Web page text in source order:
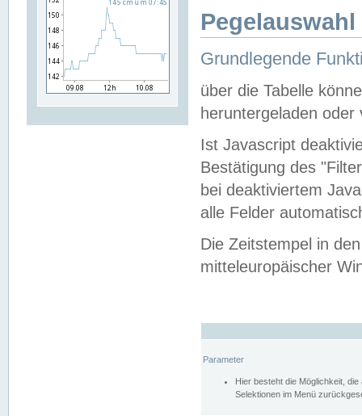
Grundlegende
über die Tabelle
heruntergeladen oder
Ist Javascript
Bestätigung des
bei deaktiviertem
alle Felder
Die Zeitstempel in
mitteleuropäischer
Parameter
Hier besteht die Möglichkeit,
Selektionen im Menü